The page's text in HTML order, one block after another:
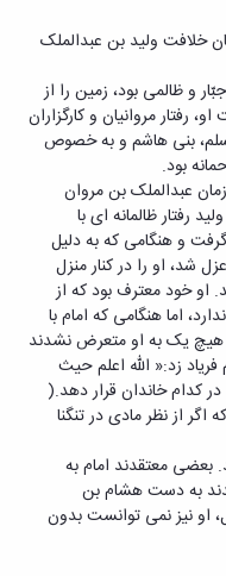
خلافت ولید بن عبدالملک
و ظالمی بود، زمین را از
رفتار مروانیان و کارگزاران
و سلم، بنی هاشم و به خصوص
بود.
عبدالملک بن مروان
رفتار ظالمانه ای با
و هنگامی که به دلیل
شد، او را در کنار منزل
او خود معترف بود که از
اما هنگامی که امام با
هیچ یک به او متعرض نشدند
زد:« الله اعلم حیث
کدام خاندان قرار دهد.(
اگر از نظر مادی در تنگنا
بعضی معتقدند امام به
به دست هشام بن
او نیز نمی توانست بدون